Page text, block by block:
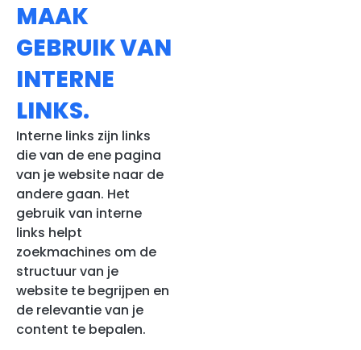
MAAK
GEBRUIK VAN
INTERNE
LINKS.
Interne links zijn links
die van de ene pagina
van je website naar de
andere gaan. Het
gebruik van interne
links helpt
zoekmachines om de
structuur van je
website te begrijpen en
de relevantie van je
content te bepalen.